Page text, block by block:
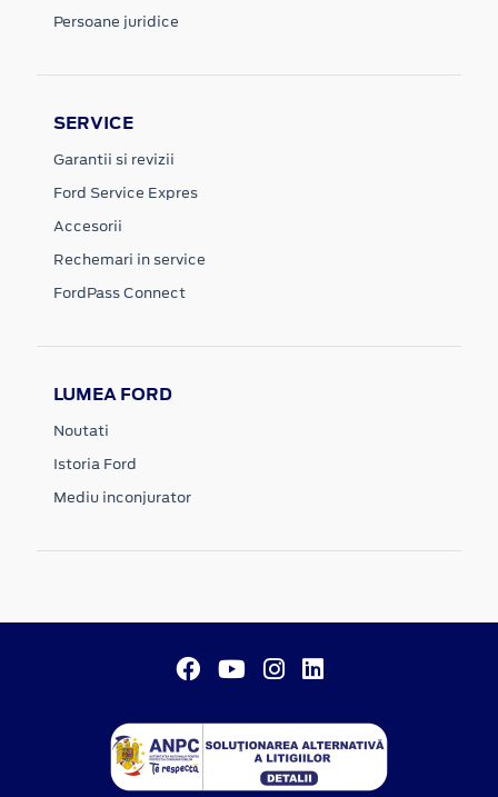
Persoane juridice
SERVICE
Garantii si revizii
Ford Service Expres
Accesorii
Rechemari in service
FordPass Connect
LUMEA FORD
Noutati
Istoria Ford
Mediu inconjurator